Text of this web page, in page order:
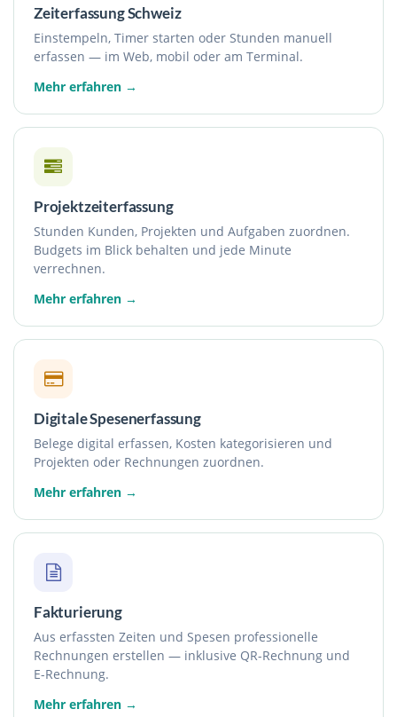
Zeiterfassung Schweiz
Einstempeln, Timer starten oder Stunden manuell
erfassen — im Web, mobil oder am Terminal.
Mehr erfahren →
Projektzeiterfassung
Stunden Kunden, Projekten und Aufgaben zuordnen.
Budgets im Blick behalten und jede Minute
verrechnen.
Mehr erfahren →
Digitale Spesenerfassung
Belege digital erfassen, Kosten kategorisieren und
Projekten oder Rechnungen zuordnen.
Mehr erfahren →
Fakturierung
Aus erfassten Zeiten und Spesen professionelle
Rechnungen erstellen — inklusive QR-Rechnung und
E-Rechnung.
Mehr erfahren →